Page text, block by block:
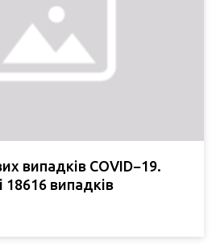
випадків COVID−19.
18616 випадків